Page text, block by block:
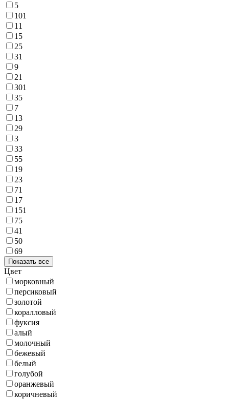
5
101
11
15
25
31
9
21
301
35
7
13
29
3
33
55
19
23
71
17
151
75
41
50
69
Показать все
Цвет
морковный
персиковый
золотой
коралловый
фуксия
алый
молочный
бежевый
белый
голубой
оранжевый
коричневый